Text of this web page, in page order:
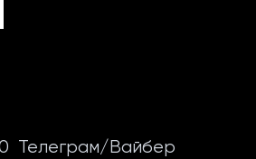
продукты
Телеграм/Вайбер